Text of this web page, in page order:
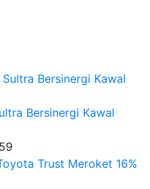
Bersinergi Kawal